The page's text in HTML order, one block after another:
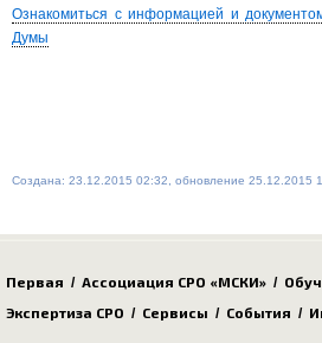
Ознакомиться с информацией и
Думы
Создана: 23.12.2015 02:32, обновление 25.12.2015
Первая / Ассоциация СРО «МСКИ» /
Экспертиза СРО / Сервисы / События /